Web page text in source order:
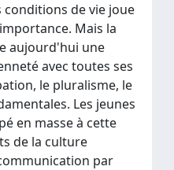
conditions de vie joue
Mais la
aujourd'hui une
avec toutes ses
le pluralisme, le
Les jeunes
en masse à cette
de la culture
par